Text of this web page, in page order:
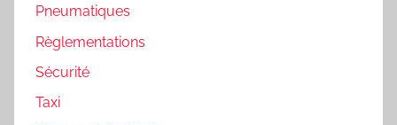
Pneumatiques
Règlementations
Sécurité
Taxi